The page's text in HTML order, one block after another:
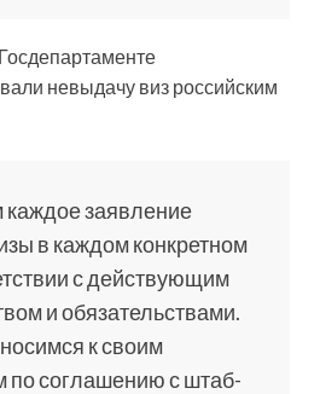
невыдачу виз российским
заявление
в каждом конкретном
с действующим
и обязательствами.
к своим
по соглашению с штаб-